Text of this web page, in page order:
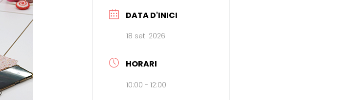
DATA D'INICI
18 set. 2026
HORARI
10:00 - 12:00